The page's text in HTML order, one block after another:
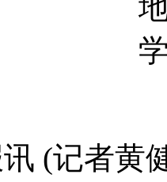
记者黄健